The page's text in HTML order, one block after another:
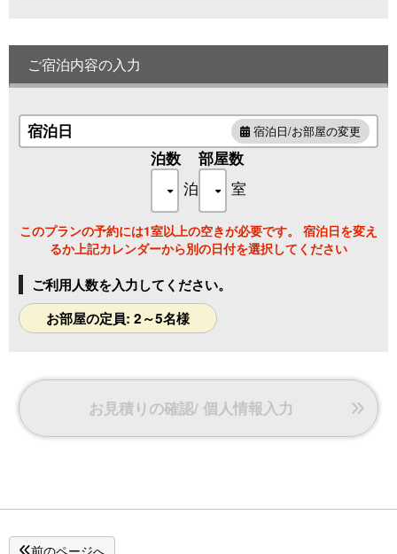
・チェックイン14時～／チェックアウト～11時
・女性の方には「巾着」をお好きな柄をチョイス☆
・女性の方には「選べる色浴衣貸出し」をサービス☆
・温泉たまご作りの無料体験（15:00～19:00）
・ドリンクの無料サービス（7:00～10:00、14:00～18:00）
※1階の喫茶コーナーにてセルフサービス
～珈琲、カフェオレ、紅茶、ミルクティー、ココア、ソフト
～食事前、出発前にゆったりしたひと時をお過ごしください
ませ♪～
ご宿泊内容の入力
宿泊日 宿泊日/お部屋の変更
泊数
泊
部屋数
室
このプランの予約には1室以上の空きが必要です。 宿泊日を変え
るか上記カレンダーから別の日付を選択してください
ご利用人数を入力してください。
お部屋の定員: 2～5名様
お見積りの確認/ 個人情報入力
前のページへ